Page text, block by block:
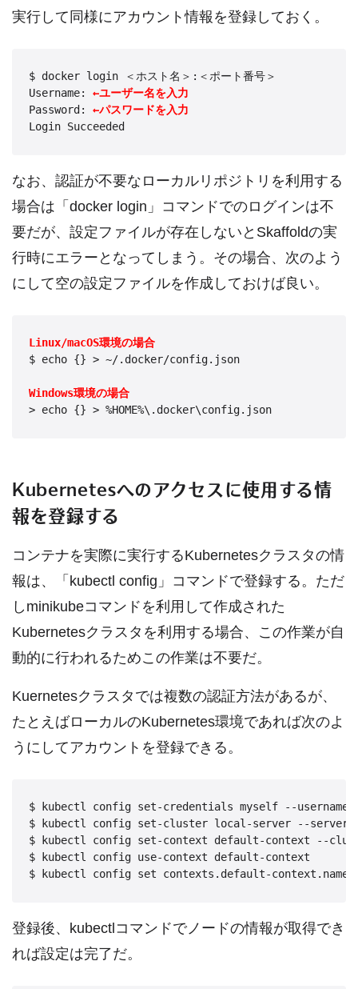
実行して同様にアカウント情報を登録しておく。
$ docker login ＜ホスト名＞:＜ポート番号＞
Username: ←ユーザー名を入力
Password: ←パスワードを入力
なお、認証が不要なローカルリポジトリを利用する
場合は「docker login」コマンドでのログインは不
要だが、設定ファイルが存在しないとSkaffoldの実
行時にエラーとなってしまう。その場合、次のよう
にして空の設定ファイルを作成しておけば良い。
Linux/macOS環境の場合
$ echo {} > ~/.docker/config.json
Windows環境の場合
Kubernetesへのアクセスに使用する情
報を登録する
コンテナを実際に実行するKubernetesクラスタの情
報は、「kubectl config」コマンドで登録する。ただ
しminikubeコマンドを利用して作成された
Kubernetesクラスタを利用する場合、この作業が自
動的に行われるためこの作業は不要だ。
Kuernetesクラスタでは複数の認証方法があるが、
たとえばローカルのKubernetes環境であれば次のよ
うにしてアカウントを登録できる。
$ kubectl config set-credentials myself --username=＜
$ kubectl config set-cluster local-server --server=＜
$ kubectl config set-context default-context --
$ kubectl config use-context default-context
登録後、kubectlコマンドでノードの情報が取得でき
れば設定は完了だ。